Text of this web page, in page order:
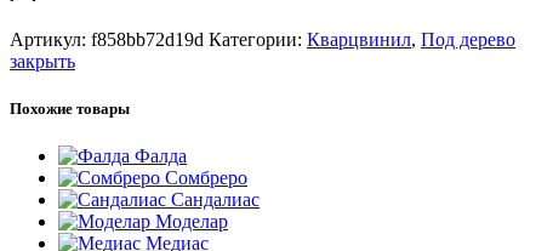
Артикул: f858bb72d19d Категории: Кварцвинил, Под дерево
закрыть
Похожие товары
Фалда
Сомбреро
Сандалиас
Моделар
Медиас